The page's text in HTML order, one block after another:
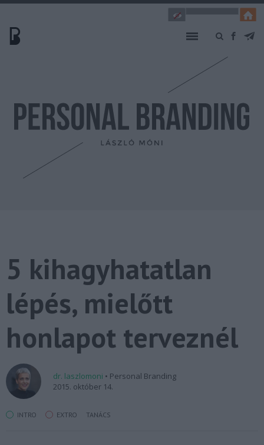
KÖNYV
5 kihagyhatatlan
lépés, mielőtt
honlapot terveznél
dr. laszlomoni • Personal Branding
2015. október 14.
INTRO EXTRO TANÁCS